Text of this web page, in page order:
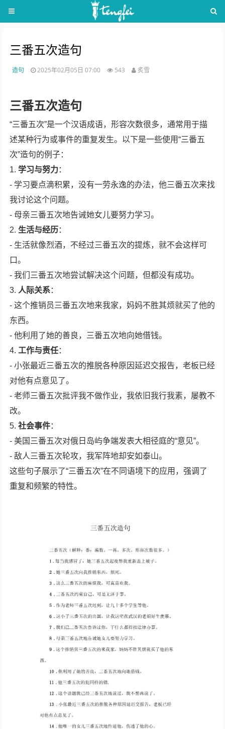
三番五次造句
造句 2025年02月05日 07:00 543 炙雪
三番五次造句
“三番五次”是一个汉语成语，形容次数很多，通常用于描
述某种行为或事件的重复发生。以下是一些使用“三番五
次”造句的例子：
1. 学习与努力：
- 学习要点滴积累，没有一劳永逸的办法，他三番五次来找
我讨论这个问题。
- 母亲三番五次地告诫她女儿要努力学习。
2. 生活与经历：
- 生活就像烈酒，不经过三番五次的提炼，就不会这样可
口。
- 我们三番五次地尝试解决这个问题，但都没有成功。
3. 人际关系：
- 这个推销员三番五次地来我家，妈妈不胜其烦就买了他的
东西。
- 他利用了她的善良，三番五次地向她借钱。
4. 工作与责任：
- 小张最近三番五次的推脱各种原因延迟交报告，老板已经
对他有点意见了。
- 老师三番五次批评我不做作业，我依旧我行我素，屡教不
改。
5.社会事件：
- 美国三番五次对俄日岛屿争端发表大相径庭的“意见”。
- 敌人三番五次轮攻，我军阵地却安如泰山。
这些句子展示了“三番五次”在不同语境下的应用，强调了
重复和频繁的特性。